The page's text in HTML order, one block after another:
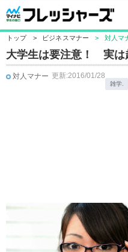
トップ > ビジネスマナー > 対人マ
大学生は要注意！ 実は
対人マナー 更新:2016/01/28
雑学.